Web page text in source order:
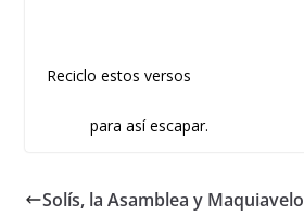
Reciclo estos versos
para así escapar.
Solís, la Asamblea y Maquiavelo